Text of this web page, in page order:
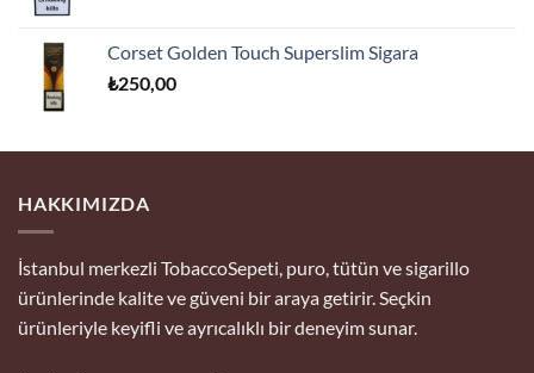
Corset Golden Touch Superslim Sigara
₺250,00
HAKKIMIZDA
İstanbul merkezli TobaccoSepeti, puro, tütün ve sigarillo
ürünlerinde kalite ve güveni bir araya getirir. Seçkin
ürünleriyle keyifli ve ayrıcalıklı bir deneyim sunar.